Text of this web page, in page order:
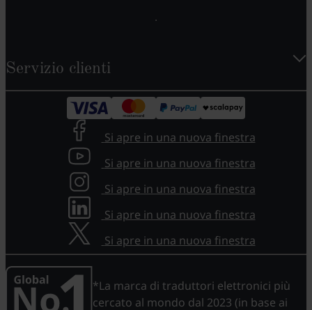
Servizio clienti
Si apre in una nuova finestra
Si apre in una nuova finestra
Si apre in una nuova finestra
Si apre in una nuova finestra
Si apre in una nuova finestra
*La marca di traduttori elettronici più
cercato al mondo dal 2023 (in base ai